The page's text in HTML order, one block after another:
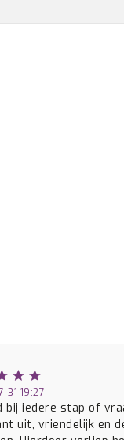
31 19:27
bij iedere stap of
uit, vriendelijk en